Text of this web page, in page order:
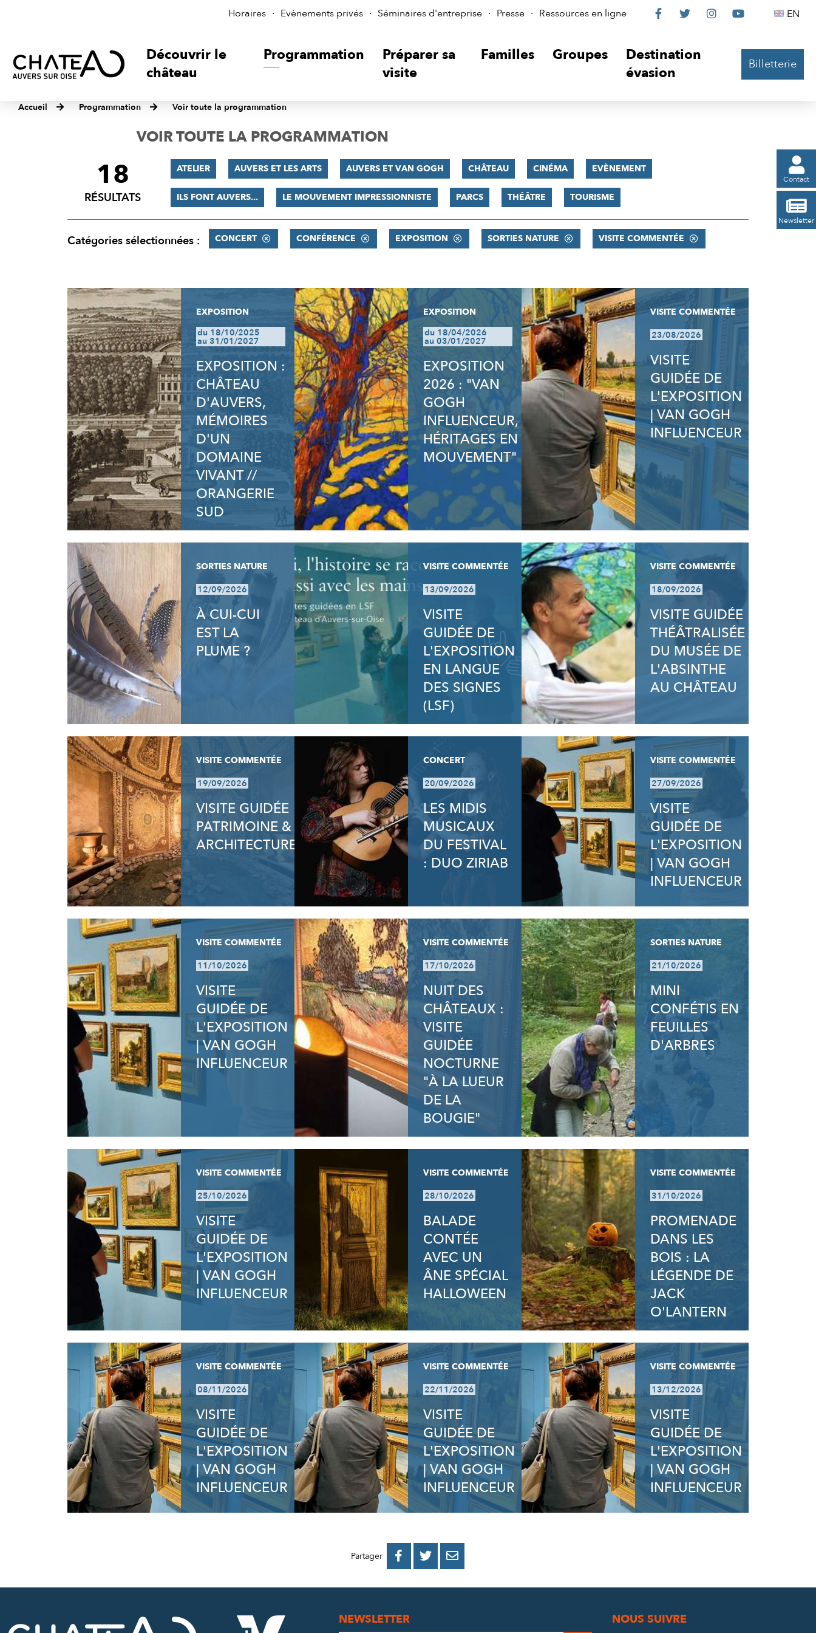
Horaires Evènements privés Séminaires d'entreprise Presse Ressources en ligne
Le
sur

Le

Le

Le
 EN
Découvrir le
château
Programmation
Préparer sa
visite
Familles Groupes
Destination
évasion
Billetterie
Accueil Programmation Voir toute la programmation

Contact

Newsletter
VOIR TOUTE LA PROGRAMMATION
FILTRER
RÉSULTATS
18
RÉSULTATS
ATELIER AUVERS ET LES ARTS AUVERS ET VAN GOGH CHÂTEAU CINÉMA EVÈNEMENT
ILS FONT AUVERS... LE MOUVEMENT IMPRESSIONNISTE PARCS THÉÂTRE TOURISME
Catégories sélectionnées : CONCERT CONFÉRENCE EXPOSITION SORTIES NATURE VISITE COMMENTÉE
RÉSULTATS
EXPOSITION
du 18/10/2025
au 31/01/2027
EXPOSITION :
CHÂTEAU
D'AUVERS,
MÉMOIRES
D'UN
DOMAINE
VIVANT //
ORANGERIE
SUD
EXPOSITION
du 18/04/2026
au 03/01/2027
EXPOSITION
2026 : "VAN
GOGH
INFLUENCEUR,
HÉRITAGES EN
MOUVEMENT"
VISITE COMMENTÉE
23/08/2026
VISITE
GUIDÉE DE
L'EXPOSITION
| VAN GOGH
INFLUENCEUR
SORTIES NATURE
12/09/2026
À CUI-CUI
EST LA
PLUME ?
VISITE COMMENTÉE
13/09/2026
VISITE
GUIDÉE DE
L'EXPOSITION
EN LANGUE
DES SIGNES
(LSF)
VISITE COMMENTÉE
18/09/2026
VISITE GUIDÉE
THÉÂTRALISÉE
DU MUSÉE DE
L'ABSINTHE
AU CHÂTEAU
VISITE COMMENTÉE
19/09/2026
VISITE GUIDÉE
PATRIMOINE &
ARCHITECTURE
CONCERT
20/09/2026
LES MIDIS
MUSICAUX
DU FESTIVAL
: DUO ZIRIAB
VISITE COMMENTÉE
27/09/2026
VISITE
GUIDÉE DE
L'EXPOSITION
| VAN GOGH
INFLUENCEUR
VISITE COMMENTÉE
11/10/2026
VISITE
GUIDÉE DE
L'EXPOSITION
| VAN GOGH
INFLUENCEUR
VISITE COMMENTÉE
17/10/2026
NUIT DES
CHÂTEAUX :
VISITE
GUIDÉE
NOCTURNE
"À LA LUEUR
DE LA
BOUGIE"
SORTIES NATURE
21/10/2026
MINI
CONFÉTIS EN
FEUILLES
D'ARBRES
VISITE COMMENTÉE
25/10/2026
VISITE
GUIDÉE DE
L'EXPOSITION
| VAN GOGH
INFLUENCEUR
VISITE COMMENTÉE
28/10/2026
BALADE
CONTÉE
AVEC UN
ÂNE SPÉCIAL
HALLOWEEN
VISITE COMMENTÉE
31/10/2026
PROMENADE
DANS LES
BOIS : LA
LÉGENDE DE
JACK
O'LANTERN
VISITE COMMENTÉE
08/11/2026
VISITE
GUIDÉE DE
L'EXPOSITION
| VAN GOGH
INFLUENCEUR
VISITE COMMENTÉE
22/11/2026
VISITE
GUIDÉE DE
L'EXPOSITION
| VAN GOGH
INFLUENCEUR
VISITE COMMENTÉE
13/12/2026
VISITE
GUIDÉE DE
L'EXPOSITION
| VAN GOGH
INFLUENCEUR
Partager 
PARTAGER
PARTAGER
PARTAGER
NEWSLETTER
NOUS SUIVRE